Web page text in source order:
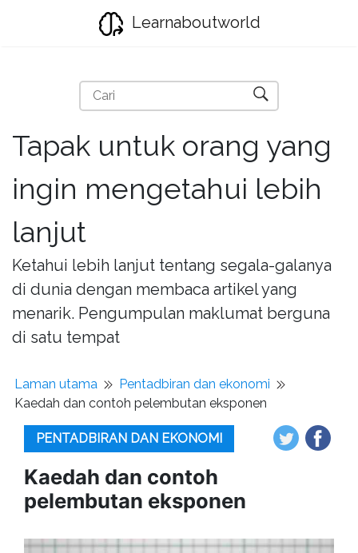
Learnaboutworld
Tapak untuk orang yang
ingin mengetahui lebih
lanjut
Ketahui lebih lanjut tentang segala-galanya
di dunia dengan membaca artikel yang
menarik. Pengumpulan maklumat berguna
di satu tempat
Laman utama
Pentadbiran dan ekonomi
Kaedah dan contoh pelembutan eksponen
PENTADBIRAN DAN EKONOMI
Kaedah dan contoh
pelembutan eksponen